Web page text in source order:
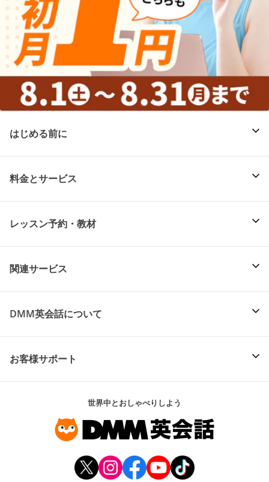
はじめる前に
料金とサービス
レッスン予約・教材
関連サービス
DMM英会話について
お客様サポート
世界中とおしゃべりしよう